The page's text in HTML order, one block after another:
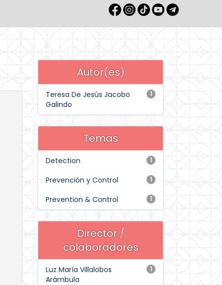
Autor(es)
1
Teresa De Jesús Jacobo
Galindo
Temas
1
Detection
1
Prevención y Control
1
Prevention & Control
Director /
colaboradores
1
Luz María Villalobos
Arámbula